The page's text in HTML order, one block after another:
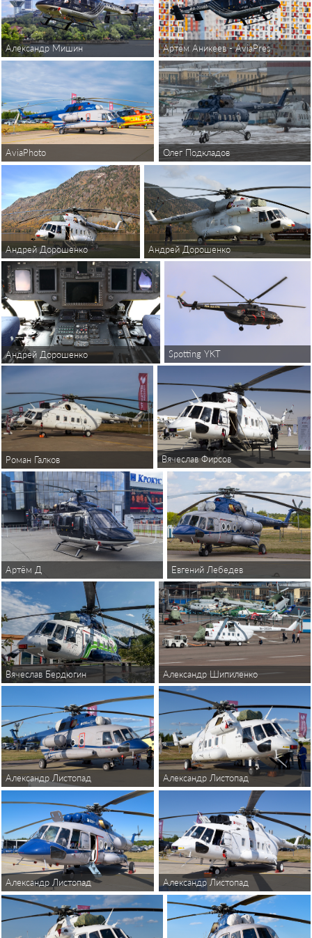
Александр Мишин Артём Аникеев - AviaPressPhoto
AviaPhoto Олег Подкладов
Андрей Дорошенко Андрей Дорошенко
Андрей Дорошенко Spotting YKT
Роман Галков Вячеслав Фирсов
Артём Д Евгений Лебедев
Вячеслав Бердюгин Александр Шипиленко
Александр Листопад Александр Листопад
Александр Листопад Александр Листопад